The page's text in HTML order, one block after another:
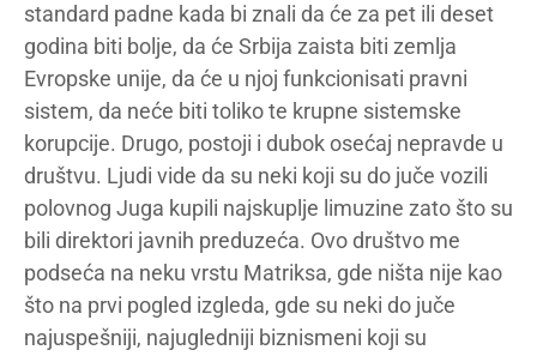
standard padne kada bi znali da će za pet ili deset
godina biti bolje, da će Srbija zaista biti zemlja
Evropske unije, da će u njoj funkcionisati pravni
sistem, da neće biti toliko te krupne sistemske
korupcije. Drugo, postoji i dubok osećaj nepravde u
društvu. Ljudi vide da su neki koji su do juče vozili
polovnog Juga kupili najskuplje limuzine zato što su
bili direktori javnih preduzeća. Ovo društvo me
podseća na neku vrstu Matriksa, gde ništa nije kao
što na prvi pogled izgleda, gde su neki do juče
najuspešniji, najugledniji biznismeni koji su